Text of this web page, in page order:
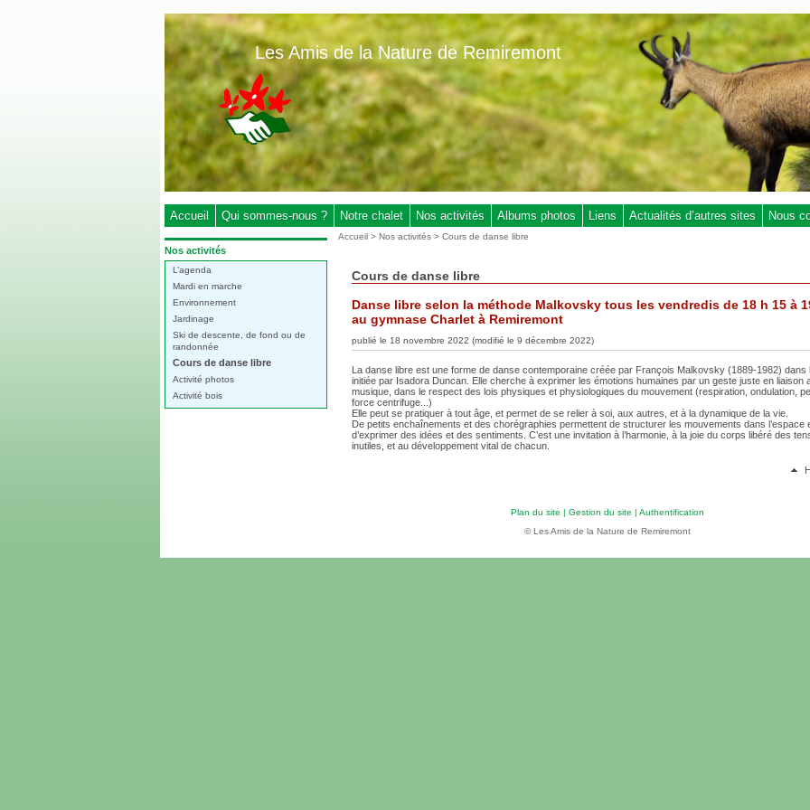
Les Amis de la Nature de Remiremont
Accueil Qui sommes-nous ? Notre chalet Nos activités Albums photos Liens Actualités d’autres sites Nous
Dans
la
rubrique
Nos activités
L’agenda
Mardi en marche
Environnement
Jardinage
Ski de descente, de fond ou de
randonnée
Cours de danse libre
Activité photos
Activité bois
Vous
Accueil >Nos activités > Cours de danse libre
Cours de danse libre
Danse libre selon la méthode Malkovsky tous les vendredis de 18 h 15 à
au gymnase Charlet à Remiremont
publié le 18 novembre 2022 (modifié le 9 décembre 2022)
La danse libre est une forme de danse contemporaine créée par François Malkovsky (1889-1982) dans
initiée par Isadora Duncan. Elle cherche à exprimer les émotions humaines par un geste juste en liaison
musique, dans le respect des lois physiques et physiologiques du mouvement (respiration, ondulation,
force centrifuge...)
Elle peut se pratiquer à tout âge, et permet de se relier à soi, aux autres, et à la dynamique de la vie.
De petits enchaînements et des chorégraphies permettent de structurer les mouvements dans l’espace
d’exprimer des idées et des sentiments. C’est une invitation à l’harmonie, à la joie du corps libéré des
inutiles, et au développement vital de chacun.
Plan du site | Gestion du site | Authentification
© Les Amis de la Nature de Remiremont